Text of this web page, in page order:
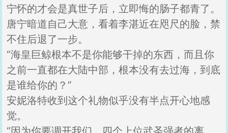
宁怀的才会是真世子后，立即悔的肠子都青了。
唐宁暗道自己大意，看着李湛近在咫尺的脸，禁
不住后退了一步。
“海皇巨鲸根本不是你能够干掉的东西，而且你
之前一直都在大陆中部，根本没有去过海，到底
是谁给你的？”
安妮洛特收到这个礼物似乎没有半点开心地感
觉。